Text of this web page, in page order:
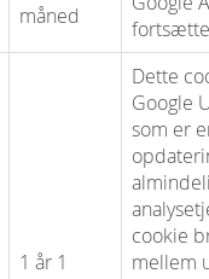
måned
1 år 1
Dette
Google
som er
cookie
mellem